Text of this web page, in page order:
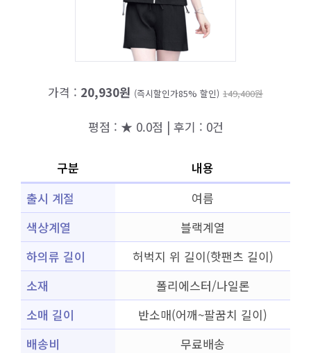
가격 : 20,930원 (즉시할인가85% 할인) 149,400원
평점 : ★ 0.0점 | 후기 : 0건
구분
내용
출시 계절
여름
색상계열
블랙계열
하의류 길이
허벅지 위 길이(핫팬츠 길이)
소재
폴리에스터/나일론
소매 길이
반소매(어깨~팔꿈치 길이)
배송비
무료배송